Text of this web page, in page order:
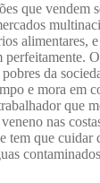
que vendem
alimentares,
perfeitamente.
da
e mora em
que
nas
tem que cuidar